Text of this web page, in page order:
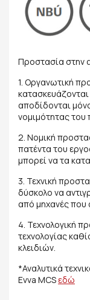
Προστασία στην
1. Οργανωτική
αποδίδονται
νομιμότητας του
2. Νομική
πατέντα του
μπορεί να τα
3. Τεχνική
δύσκολο να
από μηχανές που
4. Τεχνολογική
τεχνολογίας
κλειδιών.
*Αναλυτικά
Evva MCSεδώ